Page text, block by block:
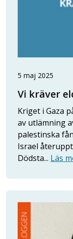
5 maj 2025
Vi kräver
Kriget i Gaza
av utlämning
palestinska
Israel
Dödsta... Läs